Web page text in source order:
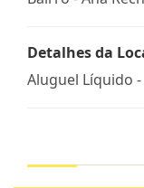
Detalhes da
Aluguel Líquido